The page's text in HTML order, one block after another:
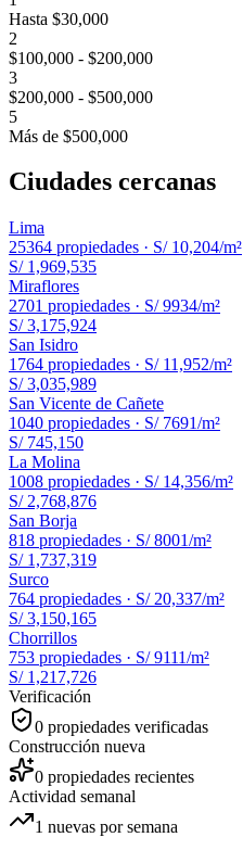
Hasta $30,000
2
$100,000 - $200,000
3
$200,000 - $500,000
5
Más de $500,000
Ciudades cercanas
Lima
25364 propiedades · S/ 10,204/m²
S/ 1,969,535
Miraflores
2701 propiedades · S/ 9934/m²
S/ 3,175,924
San Isidro
1764 propiedades · S/ 11,952/m²
S/ 3,035,989
San Vicente de Cañete
1040 propiedades · S/ 7691/m²
S/ 745,150
La Molina
1008 propiedades · S/ 14,356/m²
S/ 2,768,876
San Borja
818 propiedades · S/ 8001/m²
S/ 1,737,319
Surco
764 propiedades · S/ 20,337/m²
S/ 3,150,165
Chorrillos
753 propiedades · S/ 9111/m²
S/ 1,217,726
Verificación
0 propiedades verificadas
Construcción nueva
0 propiedades recientes
Actividad semanal
1 nuevas por semana